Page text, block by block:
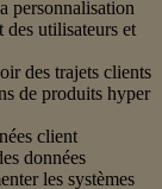
personnalisation
des utilisateurs et
des trajets clients
de produits hyper
client
données
les systèmes